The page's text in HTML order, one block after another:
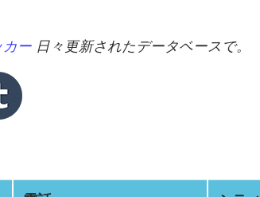
カー 日々更新されたデータベースで。